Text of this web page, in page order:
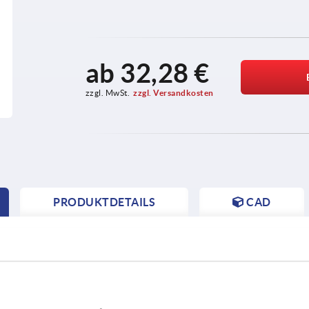
ab 32,28 €
zzgl. MwSt. zzgl. Versandkosten
PRODUKTDETAILS CAD